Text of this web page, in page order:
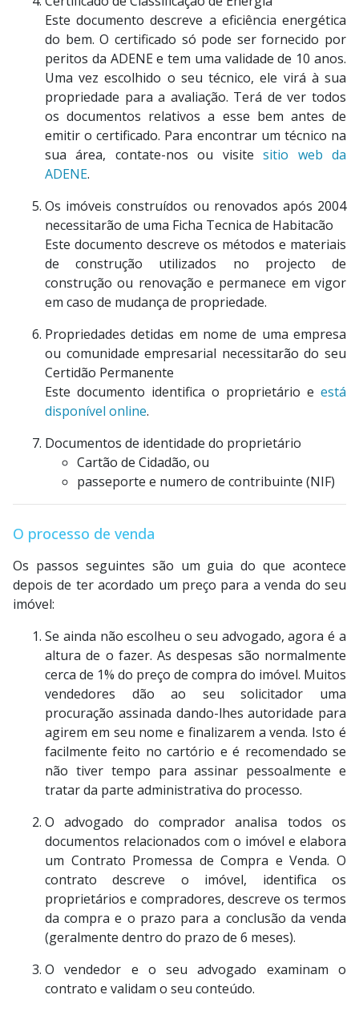
Este documento descreve a eficiência energética
do bem. O certificado só pode ser fornecido por
peritos da ADENE e tem uma validade de 10 anos.
Uma vez escolhido o seu técnico, ele virá à sua
propriedade para a avaliação. Terá de ver todos
os documentos relativos a esse bem antes de
emitir o certificado. Para encontrar um técnico na
sua área, contate-nos ou visitesitio web da
ADENE.
Os imóveis construídos ou renovados após 2004
necessitarão de uma Ficha Tecnica de Habitacão
Este documento descreve os métodos e materiais
de construção utilizados no projecto de
construção ou renovação e permanece em vigor
em caso de mudança de propriedade.
Propriedades detidas em nome de uma empresa
ou comunidade empresarial necessitarão do seu
Certidão Permanente
Este documento identifica o proprietário e está
disponível online.
Documentos de identidade do proprietário
Cartão de Cidadão, ou
passeporte e numero de contribuinte (NIF)
O processo de venda
Os passos seguintes são um guia do que acontece
depois de ter acordado um preço para a venda do seu
imóvel:
Se ainda não escolheu o seu advogado, agora é a
altura de o fazer. As despesas são normalmente
cerca de 1% do preço de compra do imóvel. Muitos
vendedores dão ao seu solicitador uma
procuração assinada dando-lhes autoridade para
agirem em seu nome e finalizarem a venda. Isto é
facilmente feito no cartório e é recomendado se
não tiver tempo para assinar pessoalmente e
tratar da parte administrativa do processo.
O advogado do comprador analisa todos os
documentos relacionados com o imóvel e elabora
um Contrato Promessa de Compra e Venda. O
contrato descreve o imóvel, identifica os
proprietários e compradores, descreve os termos
da compra e o prazo para a conclusão da venda
(geralmente dentro do prazo de 6 meses).
O vendedor e o seu advogado examinam o
contrato e validam o seu conteúdo.